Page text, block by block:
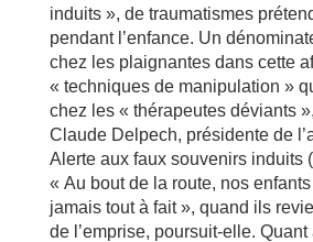
induits », de traumatismes
pendant l’enfance. Un
chez les plaignantes dans cette
« techniques de manipulation »
chez les « thérapeutes déviants
Claude Delpech, présidente de
Alerte aux faux souvenirs induits
« Au bout de la route, nos
jamais tout à fait », quand ils
de l’emprise, poursuit-elle. Quant